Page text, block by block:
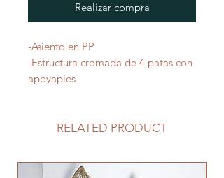
Realizar compra
-Asiento en PP
-Estructura cromada de 4 patas con
apoyapies
RELATED PRODUCT